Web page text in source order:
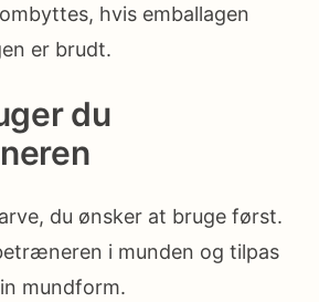
hvis emballagen
er brudt.
du
du ønsker at bruge først.
i munden og tilpas
mundform.